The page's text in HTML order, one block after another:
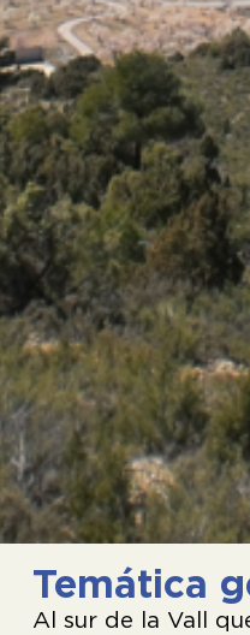
Temática
Al sur de la Vall